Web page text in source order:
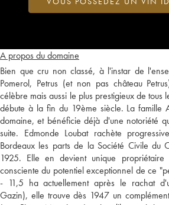
A propos du domaine
Bien que cru non classé, à l'instar de
Pomerol, Petrus (et non pas château
célèbre mais aussi le plus prestigieux de tous
débute à la fin du 19ème siècle. La famille
domaine, et bénéficie déjà d'une notoriété
suite. Edmonde Loubat rachète
Bordeaux les parts de la Société Civile du
1925. Elle en devient unique
consciente du potentiel exceptionnel de ce
- 11,5 ha actuellement après le rachat
Gazin), elle trouve dès 1947 un